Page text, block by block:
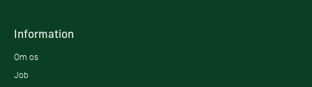
Information
Om os
Job